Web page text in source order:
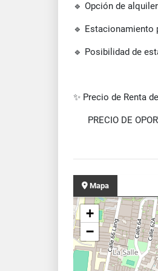
🔹 Opción de
🔹 Estacionamiento
🔹 Posibilidad de
✨ Precio de Renta
PRECIO DE
Mapa
+
−